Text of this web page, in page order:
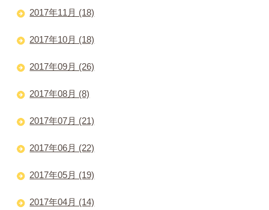
2017年11月 (18)
2017年10月 (18)
2017年09月 (26)
2017年08月 (8)
2017年07月 (21)
2017年06月 (22)
2017年05月 (19)
2017年04月 (14)